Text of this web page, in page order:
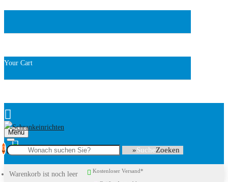
Your Cart
Menu
0
Warenkorb ist noch leer
Suche
Kostenloser Versand*